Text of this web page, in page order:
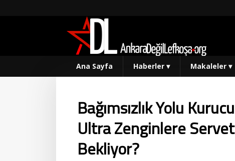
Ana Sayfa Haberler ▾ Makaleler ▾
Bağımsızlık Yolu
Ultra Zenginlere
Bekliyor?